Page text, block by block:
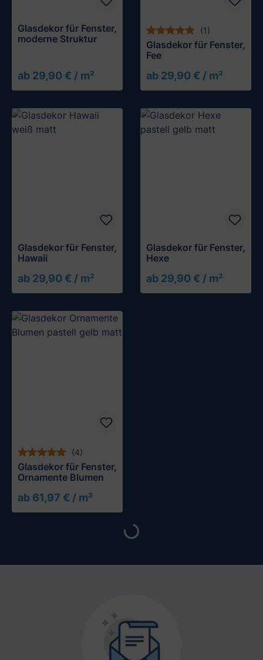
Glasdekor für Fenster,
moderne Struktur
ab 29,90 € / m²
(1)
Glasdekor für Fenster,
Fee
ab 29,90 € / m²
Glasdekor für Fenster,
Hawaii
ab 29,90 € / m²
Glasdekor für Fenster,
Hexe
ab 29,90 € / m²
(4)
Glasdekor für Fenster,
Ornamente Blumen
ab 61,97 € / m²
Loading...